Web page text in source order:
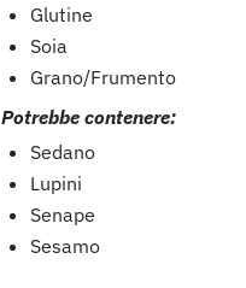
Glutine
Soia
Grano/Frumento
Potrebbe contenere:
Sedano
Lupini
Senape
Sesamo